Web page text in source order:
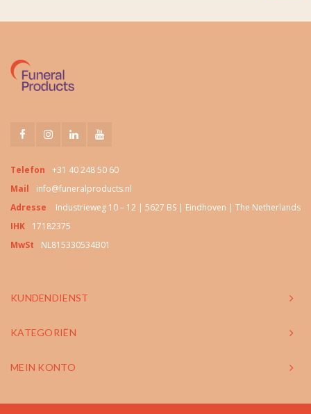
Telefon
+31 40 248 50 60
Mail
info@funeralproducts.nl
Adresse
Industrieweg 10 – 12 | 5627 BS | Eindhoven | The Netherlands
IHK
17182375
MwSt
NL815330534B01
KUNDENDIENST
KATEGORIËN
MEIN KONTO